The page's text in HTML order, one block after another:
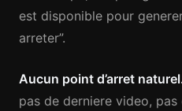
est disponible pour
arreter”.
Aucun point d’arret
pas de derniere video,